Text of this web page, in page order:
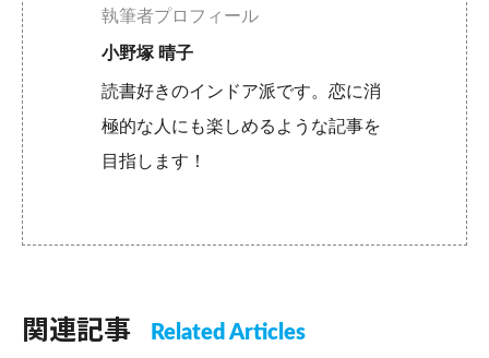
執筆者プロフィール
小野塚 晴子
読書好きのインドア派です。恋に消
極的な人にも楽しめるような記事を
目指します！
関連記事 Related Articles